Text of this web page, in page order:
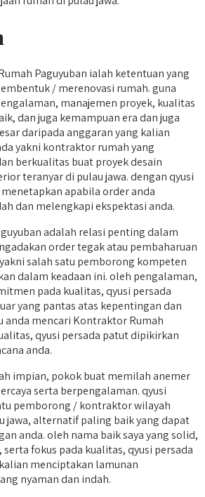
Paguyuban ialah ketentuan yang
/ merenovasi rumah. guna
manajemen proyek, kualitas
dan juga kemampuan era dan juga
daripada anggaran yang kalian
yakni kontraktor rumah yang
berkualitas buat proyek desain
teranyar di pulau jawa. dengan qyusi
apabila order anda
dan melengkapi ekspektasi anda.
adalah relasi penting dalam
order tegak atau pembaharuan
salah satu pemborong kompeten
dalam keadaan ini. oleh pengalaman,
pada kualitas, qyusi persada
yang pantas atas kepentingan dan
anda mencari Kontraktor Rumah
qyusi persada patut dipikirkan
anda.
impian, pokok buat memilah anemer
serta berpengalaman. qyusi
pemborong / kontraktor wilayah
jawa, alternatif paling baik yang dapat
anda. oleh nama baik saya yang solid,
fokus pada kualitas, qyusi persada
menciptakan lamunan
nyaman dan indah.